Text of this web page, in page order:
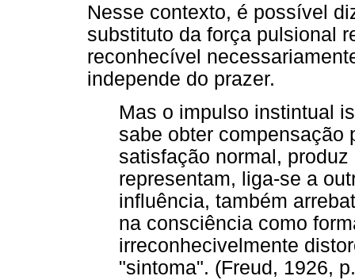
Nesse contexto, é possível
substituto da força pulsional
reconhecível
independe do prazer.
Mas o impulso instintual
sabe obter compensação
satisfação normal,
representam, liga-se a
influência, também
na consciência como
irreconhecivelmente
"sintoma". (Freud, 1926,